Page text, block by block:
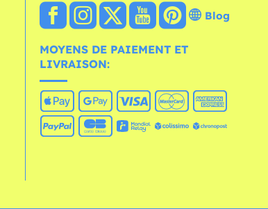
Blog
MOYENS DE PAIEMENT ET
LIVRAISON: